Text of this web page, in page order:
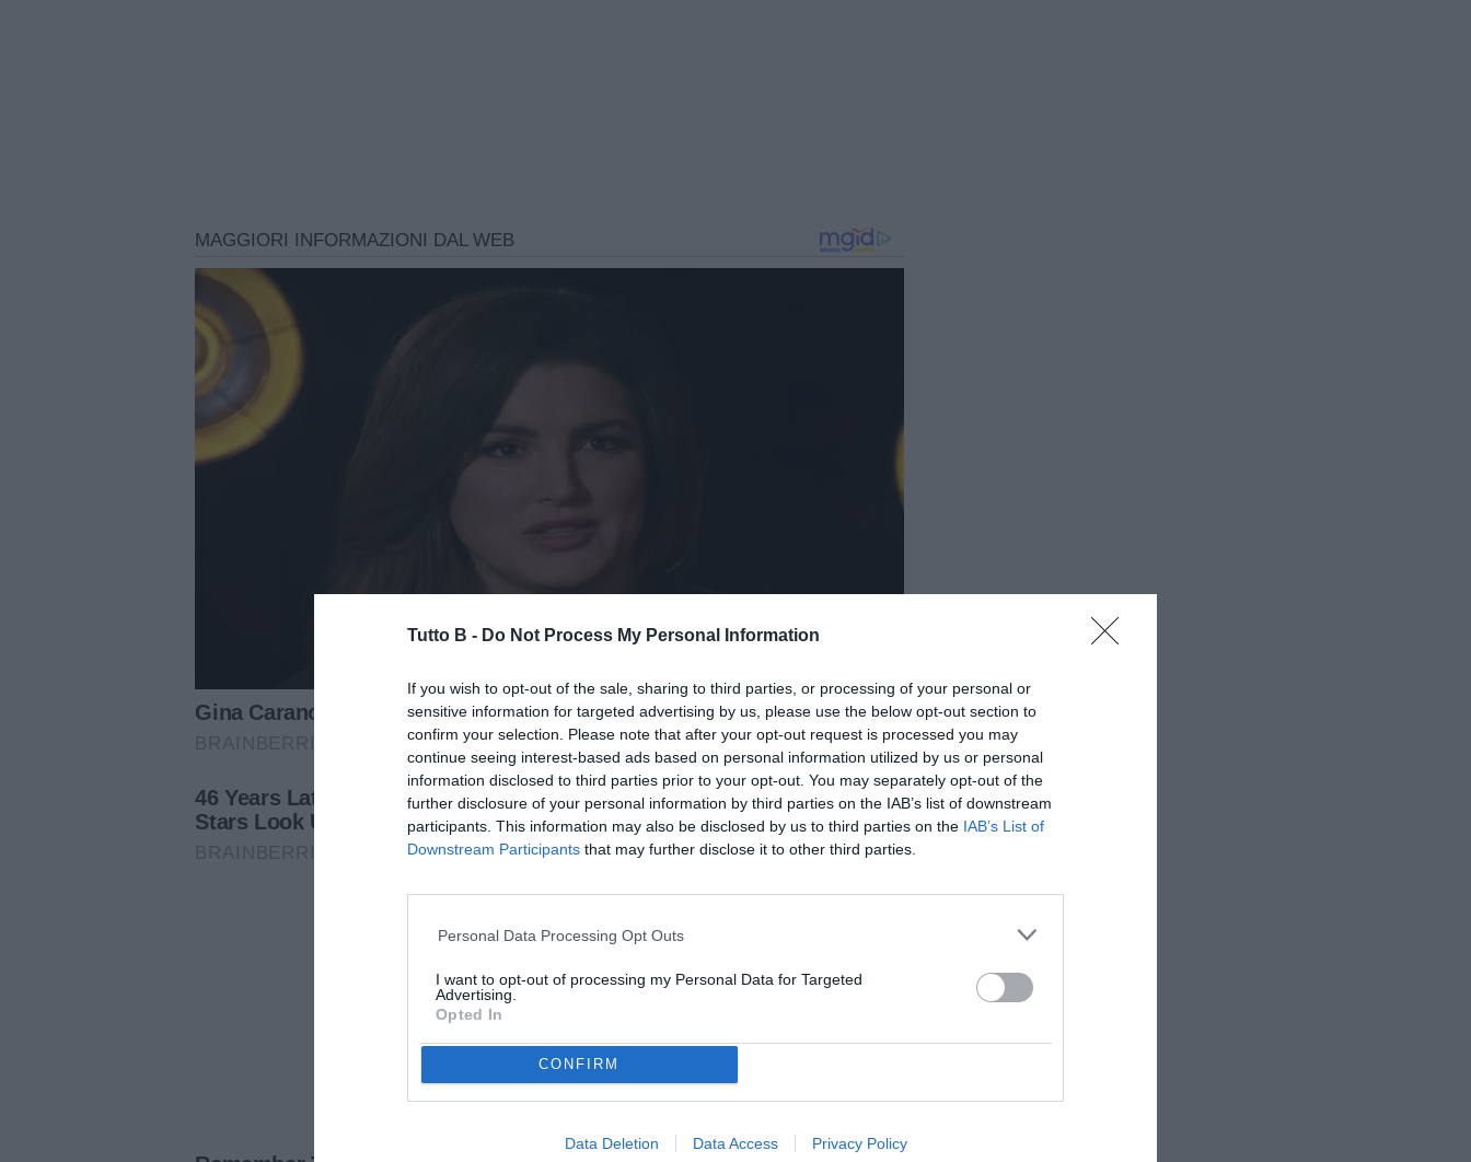
Tutto B - Do Not Process My Personal Information
If you wish to opt-out of the sale, sharing to third parties, or processing of your personal or
sensitive information for targeted advertising by us, please use the below opt-out section to
confirm your selection. Please note that after your opt-out request is processed you may
continue seeing interest-based ads based on personal information utilized by us or personal
information disclosed to third parties prior to your opt-out. You may separately opt-out of the
further disclosure of your personal information by third parties on the IAB’s list of downstream
participants. This information may also be disclosed by us to third parties on the IAB’s List of
Downstream Participants that may further disclose it to other third parties.
Personal Data Processing Opt Outs
I want to opt-out of processing my Personal Data for Targeted
Advertising.
Opted In
CONFIRM
Data Deletion Data Access Privacy Policy